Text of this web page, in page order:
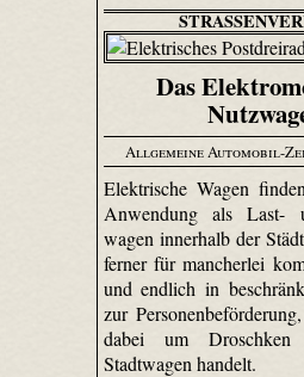
Das
Allgemeine Automobil-
Elektrische Wagen
Anwendung als Last-
wagen innerhalb der
ferner für mancherlei
und endlich in
zur
dabei um Droschken
Stadtwagen handelt.